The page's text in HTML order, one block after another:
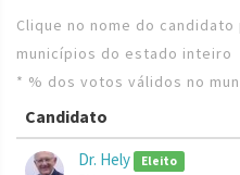
Clique no nome do
municípios do estado inteiro
* % dos votos válidos no
Candidato
Dr. Hely Eleito